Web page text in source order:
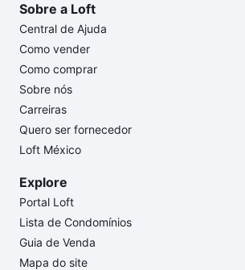
Sobre a Loft
Central de Ajuda
Como vender
Como comprar
Sobre nós
Carreiras
Quero ser fornecedor
Loft México
Explore
Portal Loft
Lista de Condomínios
Guia de Venda
Mapa do site